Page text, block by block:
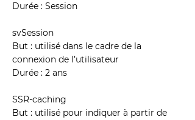
Durée : Session
svSession
But : utilisé dans le cadre de la
connexion de l’utilisateur
Durée : 2 ans
SSR-caching
But : utilisé pour indiquer à partir de